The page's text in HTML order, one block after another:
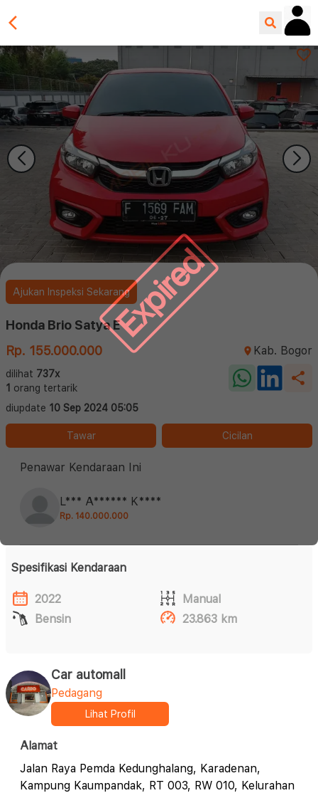
Expired
Ajukan Inspeksi Sekarang
Honda Brio Satya E
Rp. 155.000.000
Kab. Bogor
dilihat 737x
1 orang tertarik
diupdate 10 Sep 2024 05:05
Tawar Cicilan
Penawar Kendaraan Ini
L*** A****** K****
Rp. 140.000.000
Spesifikasi Kendaraan
2022
Manual
Bensin
23.863 km
Car automall
Pedagang
Lihat Profil
Alamat
Jalan Raya Pemda Kedunghalang, Karadenan,
Kampung Kaumpandak, RT 003, RW 010, Kelurahan